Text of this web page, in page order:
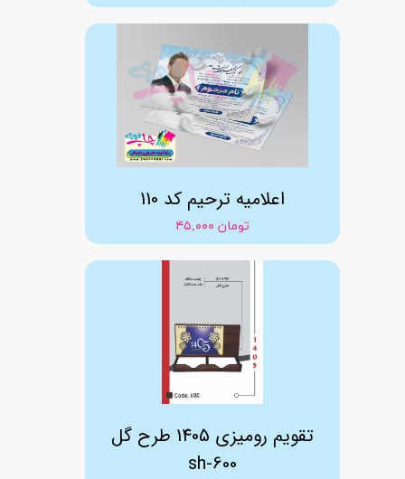
اعلامیه ترحیم کد 110
۴۵,۰۰۰ تومان
تقویم رومیزی 1405 طرح گل
sh-600